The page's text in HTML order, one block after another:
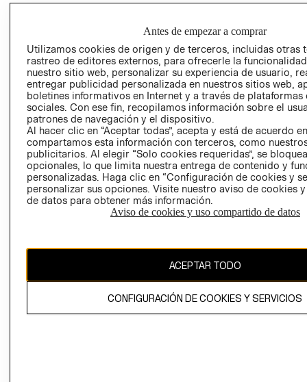
EMPRESARIAL
AVISO DE
PRIVACIDAD
GIFT CARD
AVISO DE
COOKIES
Uruguay ($U)
El contenido de esta página web está protegido por copyright y es
propiedad de H&M Hennes & Mauritz AB.
Antes de empezar a comprar
Utilizamos cookies de origen y de terceros, incluidas otras
rastreo de editores externos, para ofrecerle la
nuestro sitio web, personalizar su experiencia de usuario,
entregar publicidad personalizada en nuestros sitios web,
boletines informativos en Internet y a través de plataformas
sociales. Con ese fin, recopilamos información sobre el
patrones de navegación y el dispositivo.
Al hacer clic en “Aceptar todas”, acepta y está de acuerdo
compartamos esta información con terceros, como
publicitarios. Al elegir “Solo cookies requeridas”, se
opcionales, lo que limita nuestra entrega de contenido y
personalizadas. Haga clic en “Configuración de cookies y
personalizar sus opciones. Visite nuestro aviso de cookies
de datos para obtener más información.
Aviso de cookies y uso compartido de datos
ACEPTAR TODO
CONFIGURACIÓN DE COOKIES Y SERVICIOS